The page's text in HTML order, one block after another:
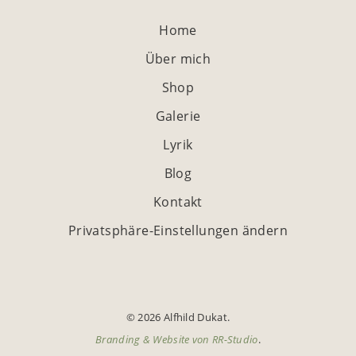
Home
Über mich
Shop
Galerie
Lyrik
Blog
Kontakt
Privatsphäre-Einstellungen ändern
© 2026 Alfhild Dukat.
Branding & Website von RR-Studio.